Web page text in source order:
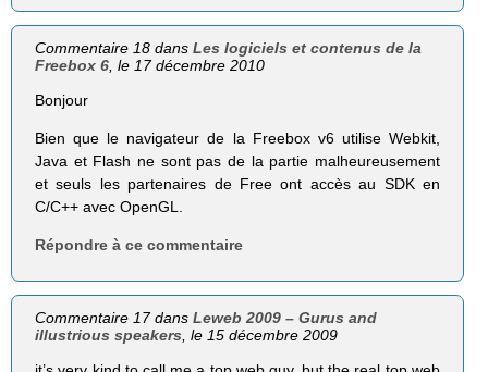
Commentaire 18 dansLes logiciels et contenus de la
Freebox 6 , le 17 décembre 2010
Bonjour
Bien que le navigateur de la Freebox v6 utilise Webkit,
Java et Flash ne sont pas de la partie malheureusement
et seuls les partenaires de Free ont accès au SDK en
C/C++ avec OpenGL.
Répondre à ce commentaire
Commentaire 17 dansLeweb 2009 – Gurus and
illustrious speakers , le 15 décembre 2009